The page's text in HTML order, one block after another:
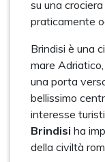
su una
praticamente
Brindisi è una
mare
una porta
bellissimo
interesse
Brindisi ha
della civiltà